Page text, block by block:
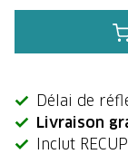
Délai de
Livraison
Inclut